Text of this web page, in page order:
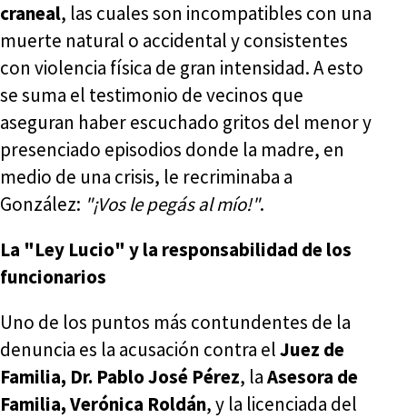
craneal, las cuales son incompatibles con una
muerte natural o accidental y consistentes
con violencia física de gran intensidad. A esto
se suma el testimonio de vecinos que
aseguran haber escuchado gritos del menor y
presenciado episodios donde la madre, en
medio de una crisis, le recriminaba a
González: "¡Vos le pegás al mío!".
La "Ley Lucio" y la responsabilidad de los
funcionarios
Uno de los puntos más contundentes de la
denuncia es la acusación contra elJuez de
Familia, Dr. Pablo José Pérez, laAsesora de
Familia, Verónica Roldán, y la licenciada del